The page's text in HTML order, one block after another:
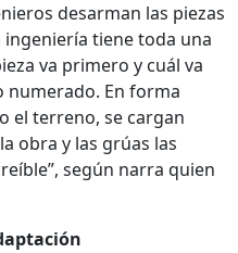
desarman las piezas
tiene toda una
va primero y cuál va
numerado. En forma
el terreno, se cargan
obra y las grúas las
según narra quien